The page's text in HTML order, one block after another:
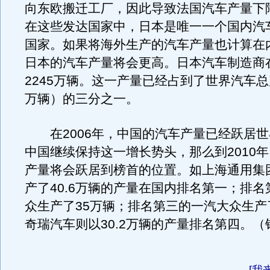
向东欧搬迁工厂，因此导致法国汽车产量
在这些发达国家中，日本是唯一一个国内汽
国家。如果将海外生产的汽车产量也计算在
日本的汽车产量将会更高。日本汽车制造商
2245万辆。这一产量已经占到了世界汽车
万辆）的三分之一。
在2006年，中国的汽车产量已经跃居世
中国继续保持这一增长势头，那么到2010
产量将会跃居到榜首的位置。如上海通用
产了40.6万辆的产量在国内排名第一；排名
众生产了35万辆；排名第三的一汽大众生
奇瑞汽车则以30.2万辆的产量排名第四。（